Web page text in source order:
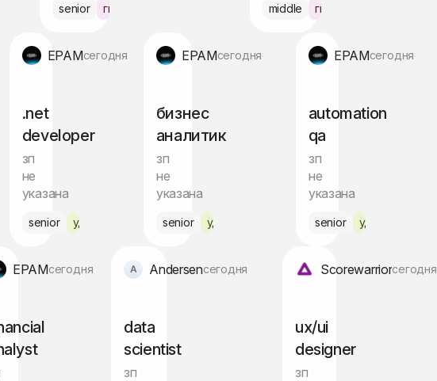
senior гибрид Варшава middle гибрид Варшава
EPAMсегодня
.net
developer
зп
не
указана
senior удалённо
EPAMсегодня
бизнес
аналитик
зп
не
указана
senior удалённо
EPAMсегодня
automation
qa
зп
не
указана
senior удалённо
EPAMсегодня Andersenсегодня
data
scientist
зп
Scorewarriorсегодня
ux/ui
designer
зп